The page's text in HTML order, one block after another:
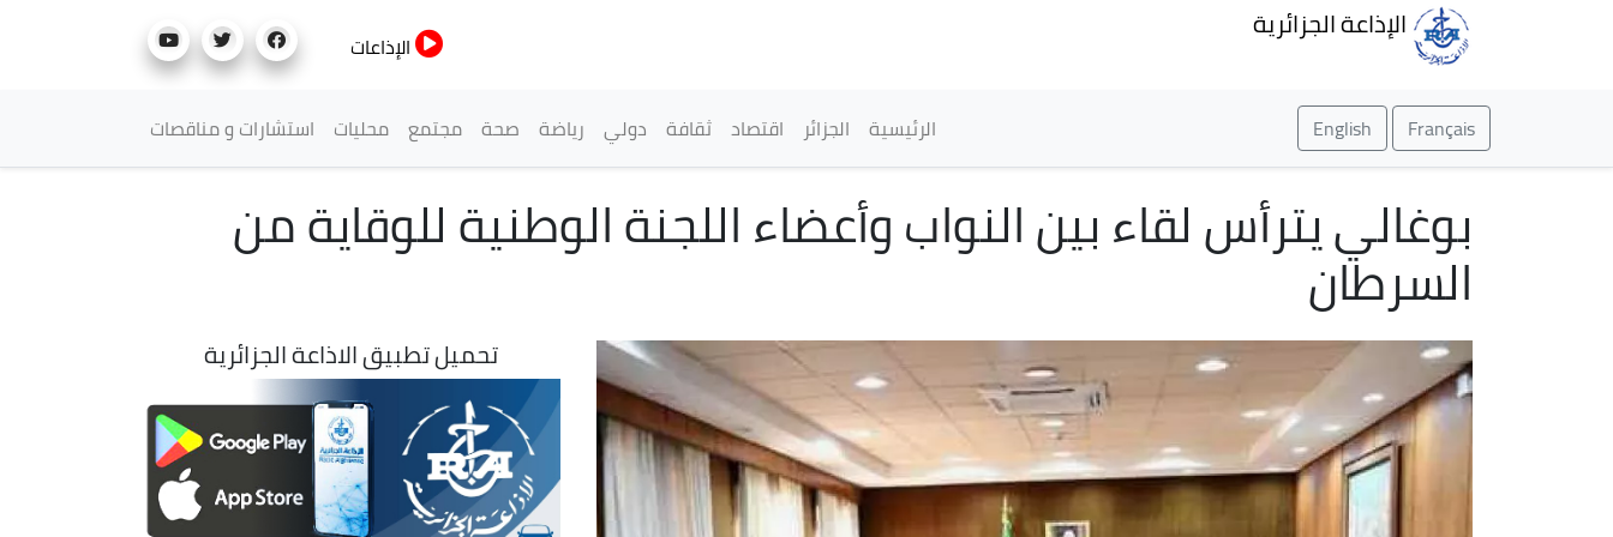
الإذاعة الجزائرية
الإذاعات
Français
English القائمة الرئيسية
الرئيسية الجزائر اقتصاد ثقافة دولي رياضة صحة مجتمع محليات استشارات و مناقصات
بوغالي يترأس لقاء بين النواب وأعضاء اللجنة الوطنية للوقاية من
السرطان
تحميل تطبيق الاذاعة الجزائرية